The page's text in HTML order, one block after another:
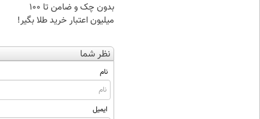
بدون چک و ضامن تا 100
میلیون اعتبار خرید طلا بگیر!
نظر شما
نام
ایمیل